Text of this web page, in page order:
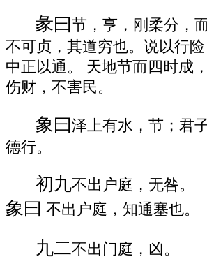
彖曰节，亨，刚柔分，
不可贞，其道穷也。说以行险
中正以通。 天地节而四时成
伤财，不害民。
象曰泽上有水，节；君
德行。
初九不出户庭，无咎。
象曰 不出户庭，知通塞也。
九二不出门庭，凶。